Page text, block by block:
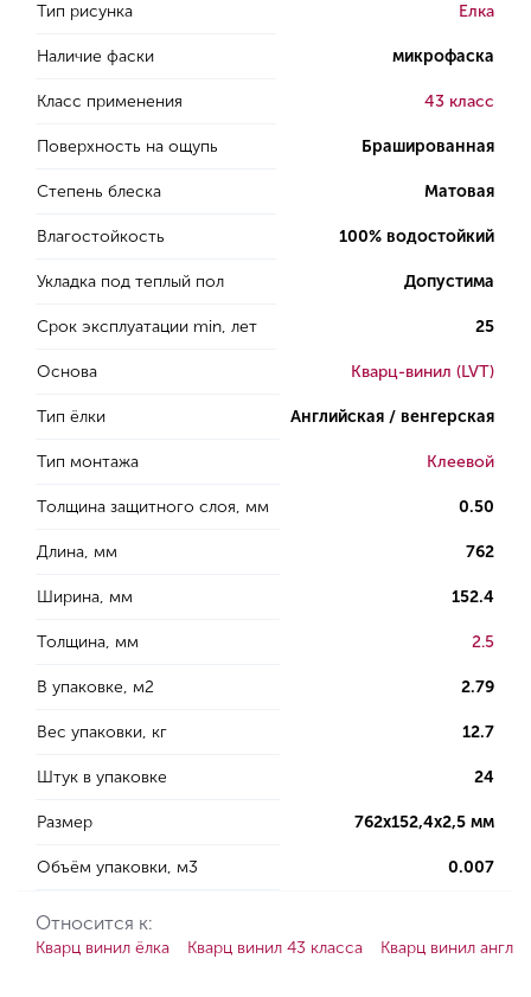
Тип рисунка Елка
Наличие фаски микрофаска
Класс применения 43 класс
Поверхность на ощупь Брашированная
Степень блеска Матовая
Влагостойкость 100% водостойкий
Укладка под теплый пол Допустима
Срок эксплуатации min, лет 25
Основа Кварц-винил (LVT)
Тип ёлки Английская / венгерская
Тип монтажа Клеевой
Толщина защитного слоя, мм 0.50
Длина, мм 762
Ширина, мм 152.4
Толщина, мм 2.5
В упаковке, м2 2.79
Вес упаковки, кг 12.7
Штук в упаковке 24
Размер 762x152,4x2,5 мм
Объём упаковки, м3 0.007
Относится к:
Кварц винил ёлка Кварц винил 43 класса Кварц винил